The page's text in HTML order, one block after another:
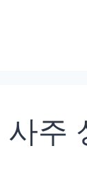
주